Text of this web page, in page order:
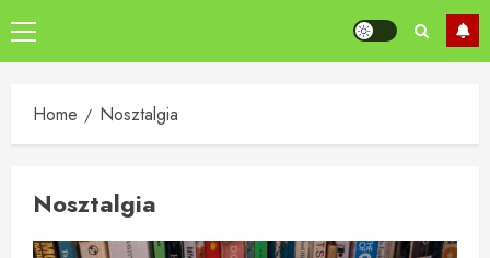
Primary
Menu
Home Nosztalgia
Nosztalgia